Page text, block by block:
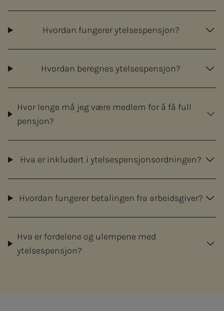
Hvordan fungerer ytelsespensjon?
Hvordan beregnes ytelsespensjon?
Hvor lenge må jeg være medlem for å få full
pensjon?
Hva er inkludert i ytelsespensjonsordningen?
Hvordan fungerer betalingen fra arbeidsgiver?
Hva er fordelene og ulempene med
ytelsespensjon?